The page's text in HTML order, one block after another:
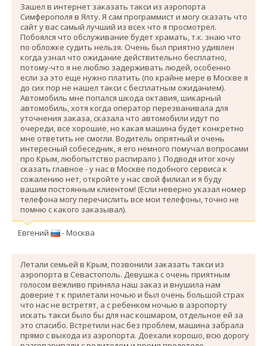
Зашел в интернет заказать такси из аэропорта
Симферополя в Ялту. Я сам программист и могу сказать что
сайт у вас самый лучший из всех что я просмотрел.
Побоялся что обслуживание будет храмать, т.к. знаю что
по обложке судить нельзя. Очень был приятно удивлен
когда узнал что ожидание действительно бесплатно,
потому-что я не люблю задерживать людей, особенно
если за это еще нужно платить (по крайне мере в Москве я
до сих пор не нашел такси с бесплатным ожиданием).
Автомобиль мне попался шкода октавия, шикарный
автомобиль, хотя когда оператор перезванивала для
уточнения заказа, сказала что автомобили идут по
очереди, все хорошие, но какая машина будет конкретно
мне ответить не смогли. Водитель опрятный и очень
интересный собеседник, я его немного помучал вопросами
про Крым, любопытство распирало ). Подводя итог хочу
сказать главное - у нас в Москве подобного сервиса к
сожалению нет, откройте у нас свой филиал и я буду
вашим постоянным клиентом! (Если неверно указал номер
телефона могу перечислить все мои телефоны, точно не
помню с какого заказывал).
Евгений - Москва
Летали семьей в Крым, позвонили заказать такси из
аэропорта в Севастополь. Девушка с очень приятным
голосом вежливо приняла наш заказ и внушила нам
доверие т к прилетали ночью и был очень большой страх
что нас не встретят, а с ребенком ночью в аэропорту
искать такси было бы для нас кошмаром, отдельное ей за
это спасибо. Вcтретили нас без проблем, машина забрала
прямо с выхода из аэропорта. Доехали хорошо, всю дорогу